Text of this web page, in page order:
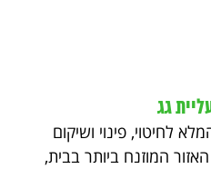
גג
לחיטוי, פינוי ושיקום
המוזנח ביותר בבית,